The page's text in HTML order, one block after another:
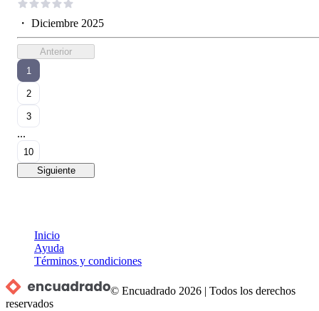
・ Diciembre 2025
Anterior
1
2
3
...
10
Siguiente
Inicio
Ayuda
Términos y condiciones
© Encuadrado 2026 |Todos los derechos
reservados